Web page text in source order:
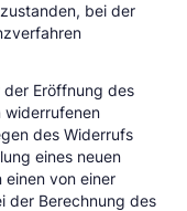
bei der
Eröffnung des
widerrufenen
des Widerrufs
eines neuen
einen von einer
der Berechnung des